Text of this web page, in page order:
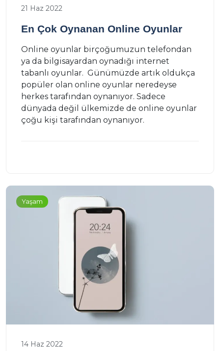
21 Haz 2022
En Çok Oynanan Online Oyunlar
Online oyunlar birçoğumuzun telefondan
ya da bilgisayardan oynadığı internet
tabanlı oyunlar. Günümüzde artık oldukça
popüler olan online oyunlar neredeyse
herkes tarafından oynanıyor. Sadece
dünyada değil ülkemizde de online oyunlar
çoğu kişi tarafından oynanıyor.
Yaşam
14 Haz 2022